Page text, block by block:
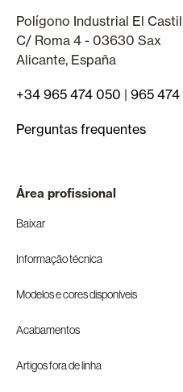
Polígono Industrial El
C/ Roma 4 - 03630 Sax
Alicante, España
+34 965 474 050 | 965
Perguntas frequentes
Área profissional
Baixar
Informação técnica
Modelos e cores disponíveis
Acabamentos
Artigos fora de linha